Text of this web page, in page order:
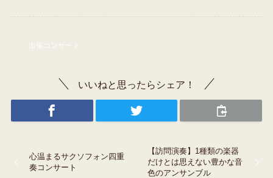
出張コンサート
いいねと思ったらシェア！
心温まるサクソフォン四重
奏コンサート
【訪問演奏】1種類の楽器
だけとは思えない豊かな音
色のアンサンブル